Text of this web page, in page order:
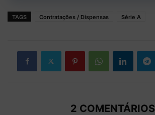
TAGS Contratações / Dispensas Série A
2 COMENTÁRIOS